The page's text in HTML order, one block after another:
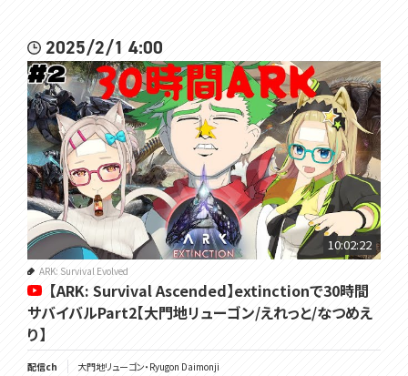
2025/2/1 4:00
10:02:22
ARK: Survival Evolved
【ARK: Survival Ascended】extinctionで30時間
サバイバルPart2【大門地リューゴン/えれっと/なつめえ
り】
配信ch 大門地リューゴン・Ryugon Daimonji